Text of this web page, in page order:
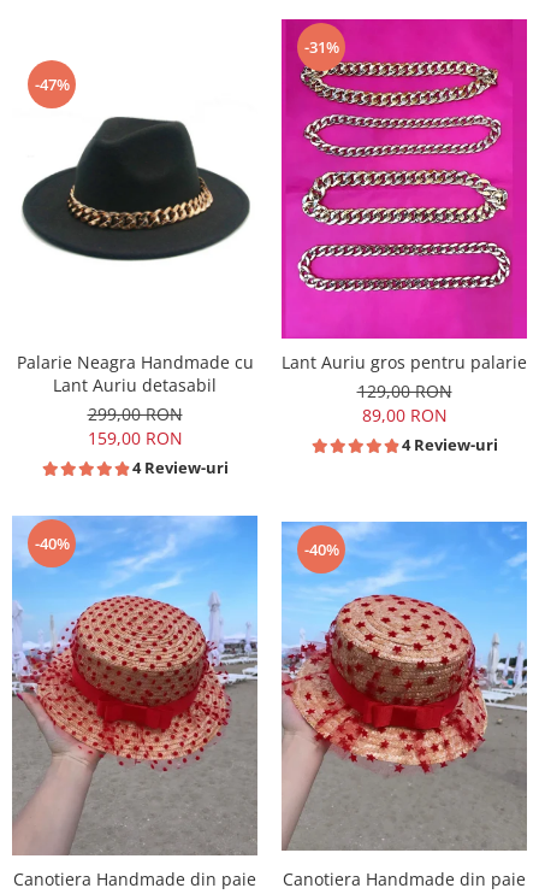
-47%
Palarie Neagra Handmade cu
Lant Auriu detasabil
299,00 RON
159,00 RON
4 Review-uri
-31%
Lant Auriu gros pentru palarie
129,00 RON
89,00 RON
4 Review-uri
-40%
Canotiera Handmade din paie
-40%
Canotiera Handmade din paie